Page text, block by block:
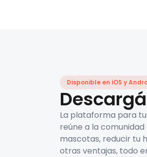
Disponible en iOS y
La plataforma para
reúne a la
mascotas, reducir tu
otras ventajas, todo